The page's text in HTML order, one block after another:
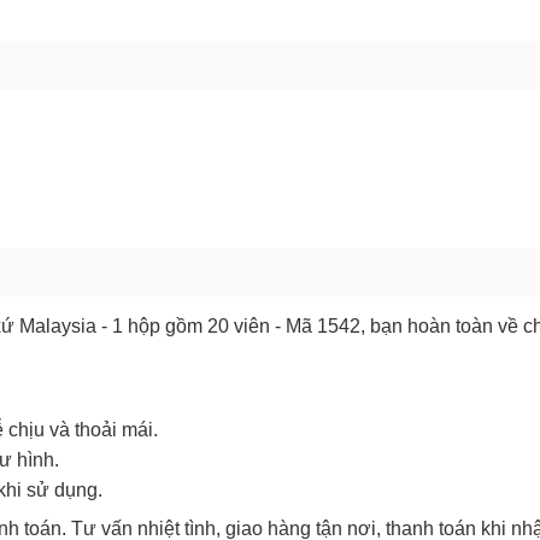
Malaysia - 1 hộp gồm 20 viên - Mã 1542, bạn hoàn toàn về
chịu và thoải mái.
hình.
sử dụng.
toán. Tư vấn nhiệt tình, giao hàng tận nơi, thanh toán khi